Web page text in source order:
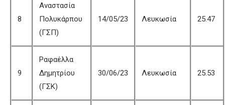
8
Αναστασία
Πολυκάρπου
(ΓΣΠ)
14/05/23 Λευκωσία 25.47
9
Ραφαέλλα
Δημητρίου
(ΓΣΚ)
30/06/23 Λευκωσία 25.53